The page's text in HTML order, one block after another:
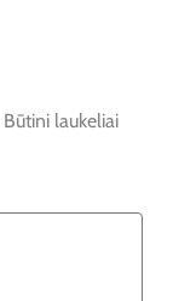
Būtini laukeliai